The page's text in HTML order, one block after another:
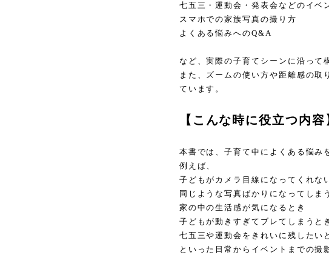
七五三・運動会・発表会などのイベ
スマホでの家族写真の撮り方
よくある悩みへのQ&A
など、実際の子育てシーンに沿って
また、ズームの使い方や距離感の
ています。
【こんな時に役立つ内容
本書では、子育て中によくある悩み
例えば、
子どもがカメラ目線になってくれな
同じような写真ばかりになってしま
家の中の生活感が気になるとき
子どもが動きすぎてブレてしまうとき
七五三や運動会をきれいに残したい
といった日常からイベントまでの撮